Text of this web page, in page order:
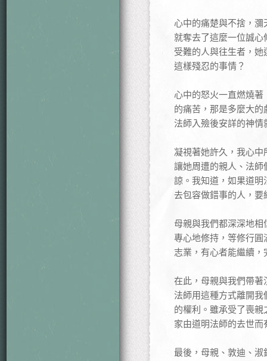
心中的痛楚與不捨，
就奪去了這麼一位誠
受難的人與往生者，
這樣殘忍的事情？
心中的怒火一直燃燒
的痛苦，那是多麼大
法師入殮後安詳的神
凝視著她許久，我心
讓她周遭的親人、法
諒。我知道，如果道
去包容做錯事的人，
母親與我們都深深地
專心地修持，等修行
志業，有心者能繼續
在此，母親與我們帶
法師用這種方式離開
的權利。雖承受了喪
家由道明法師的去世
最後，母親、敦迪、